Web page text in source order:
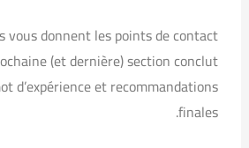
vous donnent les points de contact
(et dernière) section conclut
d’expérience et recommandations
finales.